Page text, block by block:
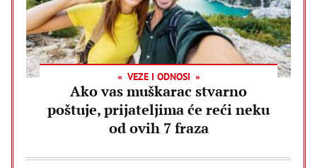
VEZE I ODNOSI
Ako vas muškarac stvarno
poštuje, prijateljima će reći neku
od ovih 7 fraza